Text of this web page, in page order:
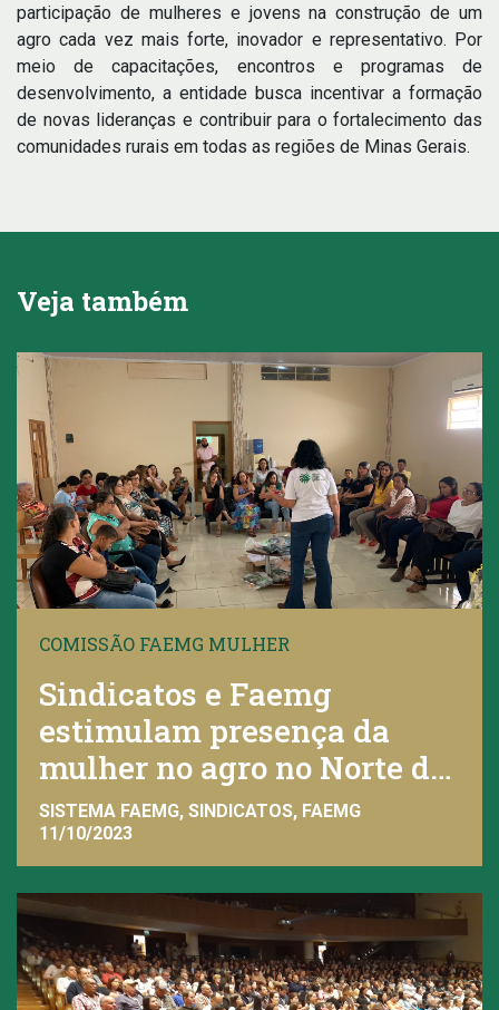
participação de mulheres e jovens na construção de um
agro cada vez mais forte, inovador e representativo. Por
meio de capacitações, encontros e programas de
desenvolvimento, a entidade busca incentivar a formação
de novas lideranças e contribuir para o fortalecimento das
comunidades rurais em todas as regiões de Minas Gerais.
Veja também
COMISSÃO FAEMG MULHER
Sindicatos e Faemg
estimulam presença da
mulher no agro no Norte de
Minas
SISTEMA FAEMG, SINDICATOS, FAEMG
11/10/2023